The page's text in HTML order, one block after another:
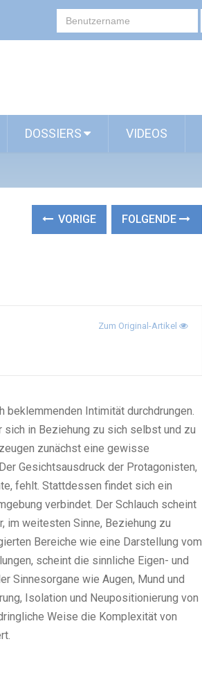
DOSSIERS VIDEOS
VORIGE FOLGENDE
Zum Original-Artikel
beklemmenden Intimität durchdrungen.
in Beziehung zu sich selbst und zu
zunächst eine gewisse
Gesichtsausdruck der Protagonisten,
fehlt. Stattdessen findet sich ein
verbindet. Der Schlauch scheint
im weitesten Sinne, Beziehung zu
Bereiche wie eine Darstellung vom
scheint die sinnliche Eigen- und
Sinnesorgane wie Augen, Mund und
Isolation und Neupositionierung von
Weise die Komplexität von